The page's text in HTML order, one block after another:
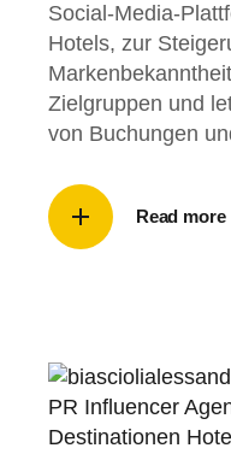
Social-Media-
Hotels, zur
Zielgruppen und
von Buchungen
Read more